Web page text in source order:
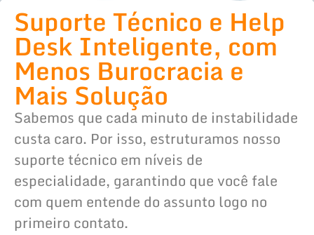
Suporte Técnico e Help
Desk Inteligente, com
Menos Burocracia e
Mais Solução
Sabemos que cada minuto de instabilidade
custa caro. Por isso, estruturamos nosso
suporte técnico em níveis de
especialidade, garantindo que você fale
com quem entende do assunto logo no
primeiro contato.